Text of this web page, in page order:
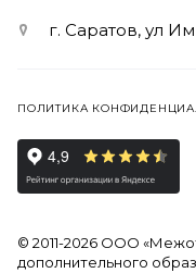
г. Саратов, ул
ПОЛИТИКА
© 2011-2026 ООО
дополнительного